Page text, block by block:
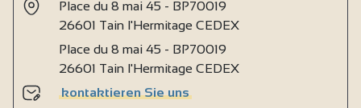
Place du 8 mai 45 - BP70019
26601 Tain l'Hermitage CEDEX
Place du 8 mai 45 - BP70019
26601 Tain l'Hermitage CEDEX
kontaktieren Sie uns